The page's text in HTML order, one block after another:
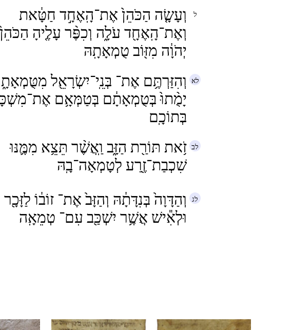
וְעָשָׂ֤ה הַכֹּהֵן֙ אֶת־הָֽאֶחָ֣ד חַטָּ֔את
וְאֶת־הָֽאֶחָ֖ד עֹלָ֑ה וְכִפֶּ֨ר עָלֶ֤יהָ
יְהֹוָ֔ה מִזּ֖וֹב טֻמְאָתָֽהּ
וְהִזַּרְתֶּ֥ם אֶת־ בְּנֵֽי־יִשְׂרָאֵ֖ל
יָמֻ֨תוּ֙ בְּטֻמְאָתָ֔ם בְּטַמְּאָ֥ם
בְּתוֹכָֽם
זֹ֥את תּוֹרַ֖ת הַזָּ֑ב וַֽאֲשֶׁ֨ר תֵּצֵ֥א מִמֶּ֛נּוּ
שִׁכְבַת־זֶ֖רַע לְטָמְאָה־בָֽהּ
וְהַדָּוָה֙ בְּנִדָּתָ֔הּ וְהַזָּב֙ אֶת־ זוֹב֔וֹ
וּלְאִ֕ישׁ אֲשֶׁ֥ר יִשְׁכַּ֖ב עִם־ טְמֵאָֽה